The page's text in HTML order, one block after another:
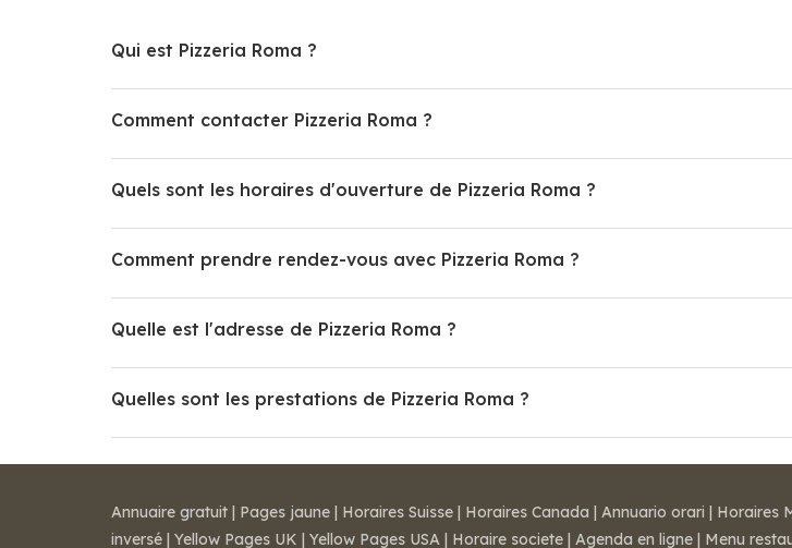
Qui est Pizzeria Roma ?
Comment contacter Pizzeria Roma ?
Quels sont les horaires d'ouverture de Pizzeria Roma ?
Comment prendre rendez-vous avec Pizzeria Roma ?
Quelle est l'adresse de Pizzeria Roma ?
Quelles sont les prestations de Pizzeria Roma ?
Annuaire gratuit | Pages jaune | Horaires Suisse | Horaires Canada | Annuario orari | Horaires
inversé | Yellow Pages UK | Yellow Pages USA | Horaire societe | Agenda en ligne | Menu